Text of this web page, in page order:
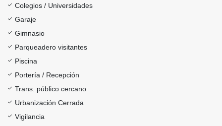
Colegios / Universidades
Garaje
Gimnasio
Parqueadero visitantes
Piscina
Portería / Recepción
Trans. público cercano
Urbanización Cerrada
Vigilancia